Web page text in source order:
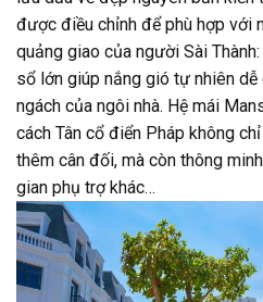
được điều chỉnh để phù hợp với
quảng giao của người Sài
sổ lớn giúp nắng gió tự nhiên dễ
ngách của ngôi nhà. Hệ mái
cách Tân cổ điển Pháp không
thêm cân đối, mà còn thông
gian phụ trợ khác…